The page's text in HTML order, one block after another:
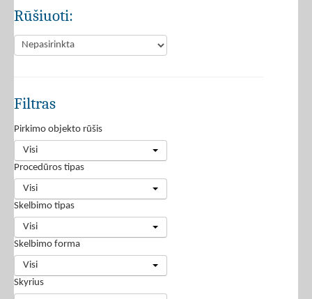
Rūšiuoti:
Filtras
Pirkimo objekto rūšis
Visi
Procedūros tipas
Visi
Skelbimo tipas
Visi
Skelbimo forma
Visi
Skyrius